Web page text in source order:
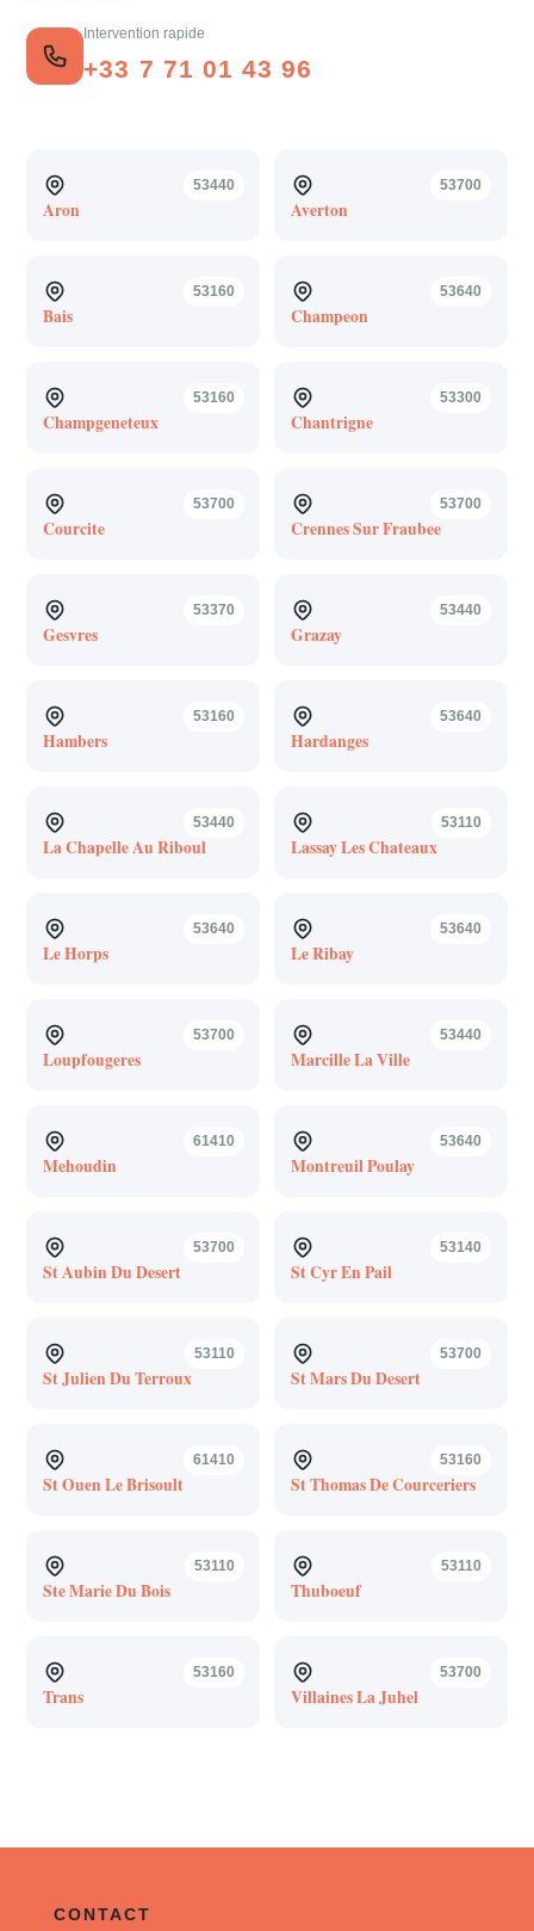
Intervention rapide
+33 7 71 01 43 96
53440
Aron
53700
Averton
53160
Bais
53640
Champeon
53160
Champgeneteux
53300
Chantrigne
53700
Courcite
53700
Crennes Sur Fraubee
53370
Gesvres
53440
Grazay
53160
Hambers
53640
Hardanges
53440
La Chapelle Au Riboul
53110
Lassay Les Chateaux
53640
Le Horps
53640
Le Ribay
53700
Loupfougeres
53440
Marcille La Ville
61410
Mehoudin
53640
Montreuil Poulay
53700
St Aubin Du Desert
53140
St Cyr En Pail
53110
St Julien Du Terroux
53700
St Mars Du Desert
61410
St Ouen Le Brisoult
53160
St Thomas De Courceriers
53110
Ste Marie Du Bois
53110
Thuboeuf
53160
Trans
53700
Villaines La Juhel
CONTACT